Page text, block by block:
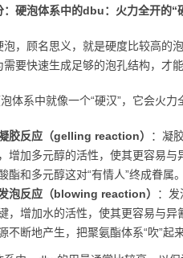
：硬泡体系中的dbu：火力全开的“
泡，顾名思义，就是硬度比较高的
需要快速生成足够的泡孔结构，才
体系中就像一个“硬汉”，它会火
胶反应（gelling reaction）
：凝
增加多元醇的活性，使其更容易
酯和多元醇这对“有情人”终成眷属。
泡反应（blowing reaction）
：
，增加水的活性，使其更容易与异
不断地产生，把聚氨酯体系“吹”起来